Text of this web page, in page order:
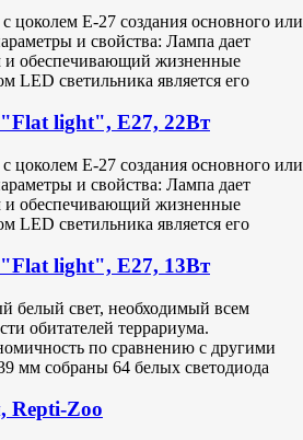
Е-27 создания основного или
и свойства: Лампа дает
и обеспечивающий жизненные
LED светильника является его
light", Е27, 22Вт
Е-27 создания основного или
и свойства: Лампа дает
и обеспечивающий жизненные
LED светильника является его
light", Е27, 13Вт
белый свет, необходимый всем
обитателей террариума.
по сравнению с другими
мм собраны 64 белых светодиода
Repti-Zoo